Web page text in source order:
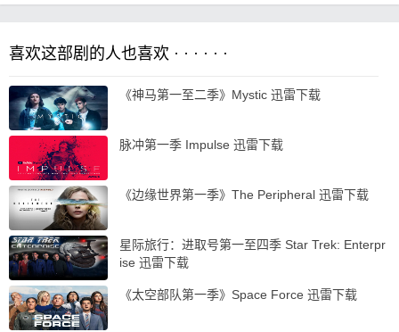
喜欢这部剧的人也喜欢 · · · · · ·
《神马第一至二季》Mystic 迅雷下载
脉冲第一季 Impulse 迅雷下载
《边缘世界第一季》The Peripheral 迅雷下载
星际旅行：进取号第一至四季 Star Trek: Enterpr
ise 迅雷下载
《太空部队第一季》Space Force 迅雷下载